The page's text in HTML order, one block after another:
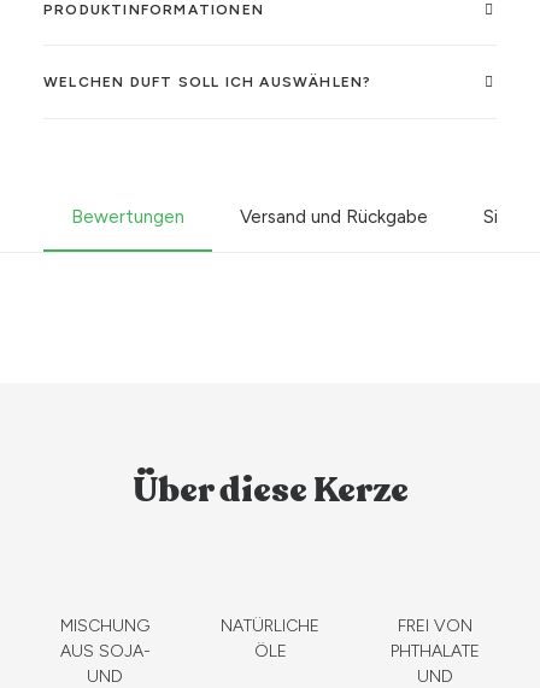
PRODUKTINFORMATIONEN
WELCHEN DUFT SOLL ICH AUSWÄHLEN?
Bewertungen Versand und Rückgabe
Über diese Kerze
MISCHUNG
AUS SOJA-
UND
NATÜRLICHE
ÖLE
FREI VON
PHTHALATE
UND